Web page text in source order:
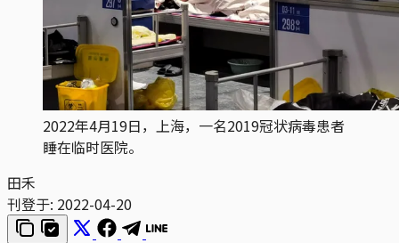
2022年4月19日，上海，一名2019冠状病毒患者
睡在临时医院。
田禾
刊登于: 2022-04-20